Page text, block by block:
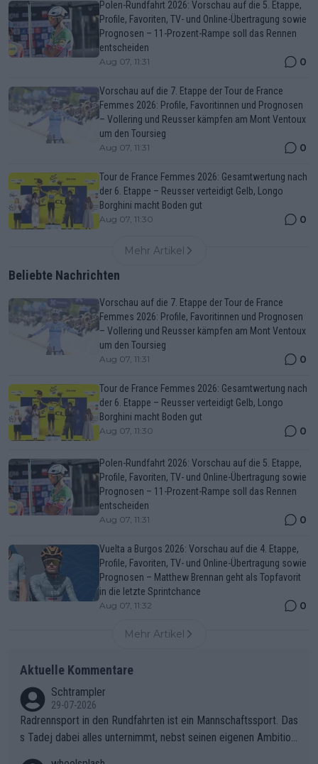
Polen-Rundfahrt 2026: Vorschau auf die 5. Etappe,
Profile, Favoriten, TV- und Online-Übertragung sowie
Prognosen – 11-Prozent-Rampe soll das Rennen
entscheiden
Aug 07, 11:31 0
Vorschau auf die 7. Etappe der Tour de France
Femmes 2026: Profile, Favoritinnen und Prognosen
– Vollering und Reusser kämpfen am Mont Ventoux
um den Toursieg
Aug 07, 11:31 0
Tour de France Femmes 2026: Gesamtwertung nach
der 6. Etappe – Reusser verteidigt Gelb, Longo
Borghini macht Boden gut
Aug 07, 11:30 0
Mehr Artikel
Beliebte Nachrichten
Vorschau auf die 7. Etappe der Tour de France
Femmes 2026: Profile, Favoritinnen und Prognosen
– Vollering und Reusser kämpfen am Mont Ventoux
um den Toursieg
Aug 07, 11:31 0
Tour de France Femmes 2026: Gesamtwertung nach
der 6. Etappe – Reusser verteidigt Gelb, Longo
Borghini macht Boden gut
Aug 07, 11:30 0
Polen-Rundfahrt 2026: Vorschau auf die 5. Etappe,
Profile, Favoriten, TV- und Online-Übertragung sowie
Prognosen – 11-Prozent-Rampe soll das Rennen
entscheiden
Aug 07, 11:31 0
Vuelta a Burgos 2026: Vorschau auf die 4. Etappe,
Profile, Favoriten, TV- und Online-Übertragung sowie
Prognosen – Matthew Brennan geht als Topfavorit
in die letzte Sprintchance
Aug 07, 11:32 0
Mehr Artikel
Aktuelle Kommentare
Schtrampler
29-07-2026
Radrennsport in den Rundfahrten ist ein Mannschaftssport. Das
s Tadej dabei alles unternimmt, nebst seinen eigenen Ambition